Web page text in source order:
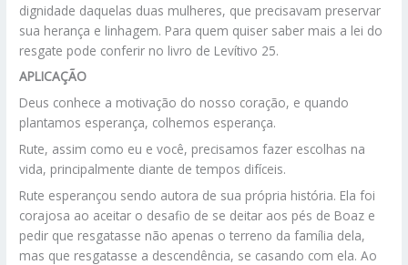
dignidade daquelas duas mulheres, que precisavam preservar
sua herança e linhagem. Para quem quiser saber mais a lei do
resgate pode conferir no livro de Levítivo 25.
APLICAÇÃO
Deus conhece a motivação do nosso coração, e quando
plantamos esperança, colhemos esperança.
Rute, assim como eu e você, precisamos fazer escolhas na
vida, principalmente diante de tempos difíceis.
Rute esperançou sendo autora de sua própria história. Ela foi
corajosa ao aceitar o desafio de se deitar aos pés de Boaz e
pedir que resgatasse não apenas o terreno da família dela,
mas que resgatasse a descendência, se casando com ela. Ao